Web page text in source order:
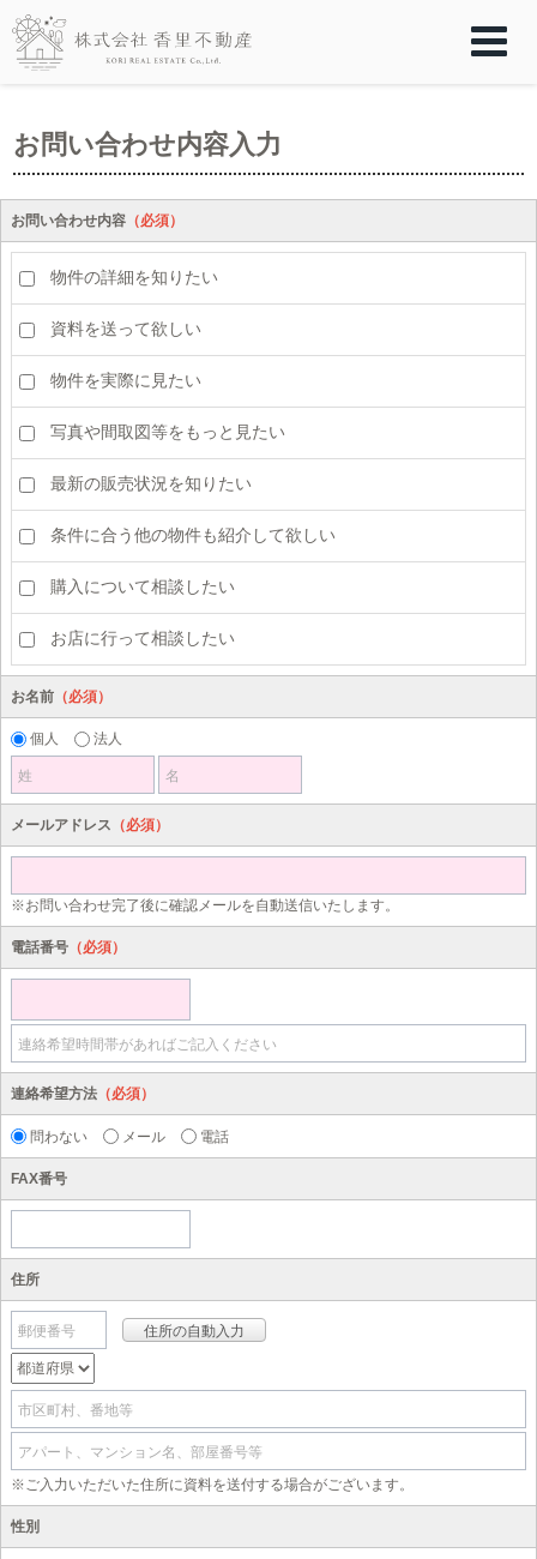
お問い合わせ内容入力
お問い合わせ内容 （必須）
物件の詳細を知りたい
資料を送って欲しい
物件を実際に見たい
写真や間取図等をもっと見たい
最新の販売状況を知りたい
条件に合う他の物件も紹介して欲しい
購入について相談したい
お店に行って相談したい
お名前 （必須）
個人 法人
姓 名
メールアドレス （必須）
※お問い合わせ完了後に確認メールを自動送信いたします。
電話番号 （必須）
連絡希望時間帯があればご記入ください
連絡希望方法 （必須）
問わない メール 電話
FAX番号
住所
郵便番号
市区町村、番地等
アパート、マンション名、部屋番号等
※ご入力いただいた住所に資料を送付する場合がございます。
性別